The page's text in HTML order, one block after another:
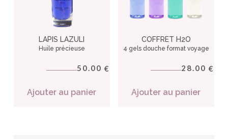
LAPIS LAZULI
Huile précieuse
50.00 €
Ajouter au panier
COFFRET H2O
4 gels douche format voyage
28.00 €
Ajouter au panier